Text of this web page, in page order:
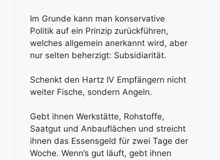
Im Grunde kann man konservative
Politik auf ein Prinzip zurückführen,
welches allgemein anerkannt wird, aber
nur selten beherzigt: Subsidiarität.
Schenkt den Hartz IV Empfängern nicht
weiter Fische, sondern Angeln.
Gebt ihnen Werkstätte, Rohstoffe,
Saatgut und Anbauflächen und streicht
ihnen das Essensgeld für zwei Tage der
Woche. Wenn’s gut läuft, gebt ihnen